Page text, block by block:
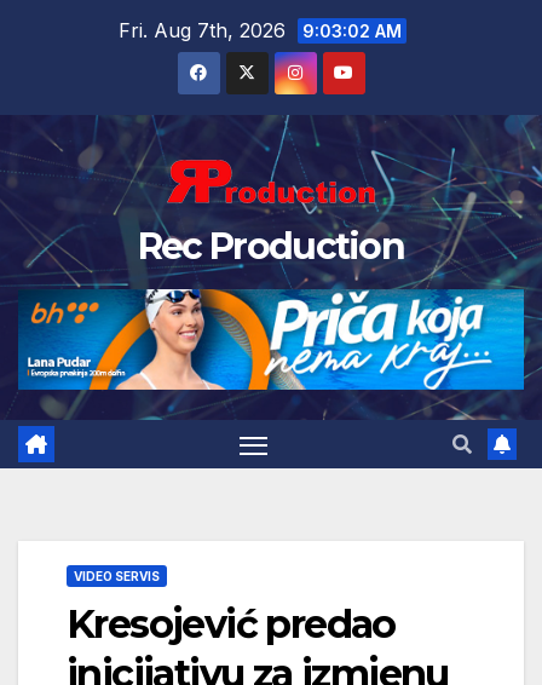
Fri. Aug 7th, 2026 9:03:03 AM
Rec Production
VIDEO SERVIS
Kresojević predao
inicijativu za izmjenu